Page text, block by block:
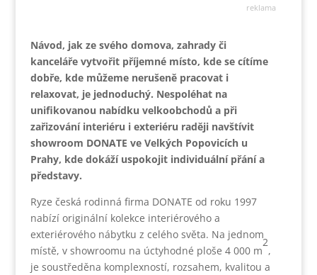
reklama
Návod, jak ze svého domova, zahrady či
kanceláře vytvořit příjemné místo, kde se cítíme
dobře, kde můžeme nerušeně pracovat i
relaxovat, je jednoduchý. Nespoléhat na
unifikovanou nabídku velkoobchodů a při
zařizování interiéru i exteriéru raději navštívit
showroom DONATE ve Velkých Popovicích u
Prahy, kde dokáží uspokojit individuální přání a
představy.
Ryze česká rodinná firma DONATE od roku 1997
nabízí originální kolekce interiérového a
exteriérového nábytku z celého světa. Na jednom
místě, v showroomu na úctyhodné ploše 4 000 m
2
,
je soustředěna komplexností, rozsahem, kvalitou a